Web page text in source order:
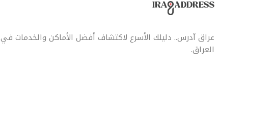
عراق آدرس.. دليلك الأسرع لاكتشاف أفضل الأماكن والخدمات في
العراق.